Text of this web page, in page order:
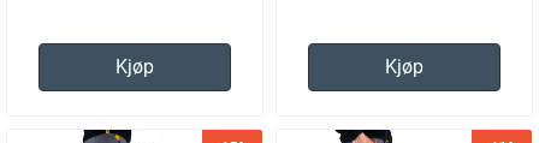
Kjøp Kjøp